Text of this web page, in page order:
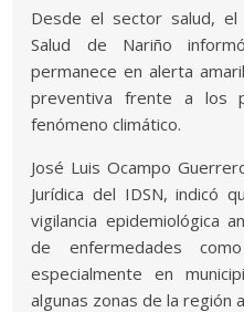
Desde el sector salud,
Salud de Nariño
permanece en alerta
preventiva frente a los
fenómeno climático.
José Luis Ocampo
Jurídica del IDSN, indicó
vigilancia epidemiológica
de enfermedades
especialmente en
algunas zonas de la región